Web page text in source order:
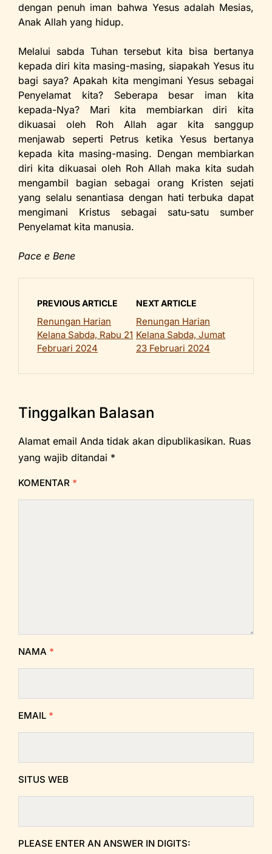
dengan penuh iman bahwa Yesus adalah Mesias,
Anak Allah yang hidup.
Melalui sabda Tuhan tersebut kita bisa bertanya
kepada diri kita masing-masing, siapakah Yesus itu
bagi saya? Apakah kita mengimani Yesus sebagai
Penyelamat kita? Seberapa besar iman kita
kepada-Nya? Mari kita membiarkan diri kita
dikuasai oleh Roh Allah agar kita sanggup
menjawab seperti Petrus ketika Yesus bertanya
kepada kita masing-masing. Dengan membiarkan
diri kita dikuasai oleh Roh Allah maka kita sudah
mengambil bagian sebagai orang Kristen sejati
yang selalu senantiasa dengan hati terbuka dapat
mengimani Kristus sebagai satu-satu sumber
Penyelamat kita manusia.
Pace e Bene
PREVIOUS ARTICLE
Renungan Harian
Kelana Sabda, Rabu 21
Februari 2024
NEXT ARTICLE
Renungan Harian
Kelana Sabda, Jumat
23 Februari 2024
Tinggalkan Balasan
Alamat email Anda tidak akan dipublikasikan. Ruas
yang wajib ditandai *
KOMENTAR *
NAMA *
EMAIL *
SITUS WEB
PLEASE ENTER AN ANSWER IN DIGITS: